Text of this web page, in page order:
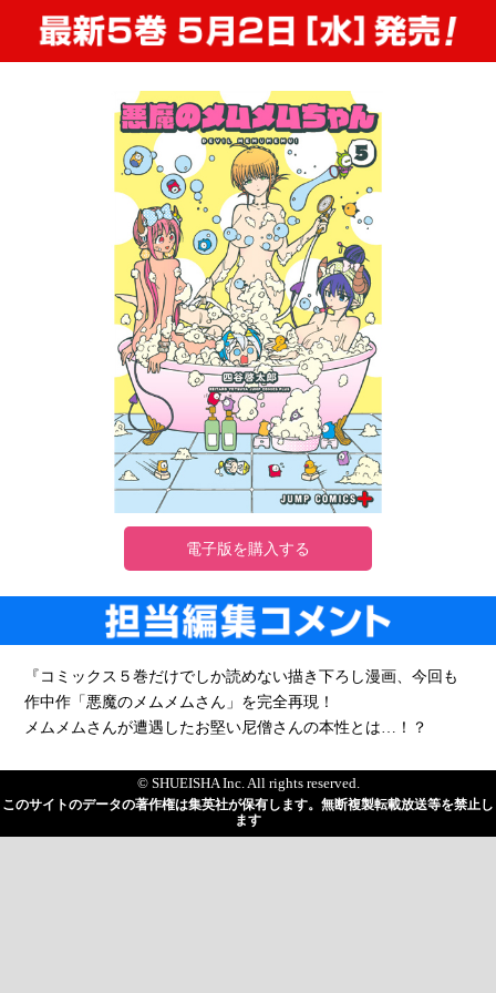
電子版を購入する
『コミックス５巻だけでしか読めない描き下ろし漫画、今回も
作中作「悪魔のメムメムさん」を完全再現！
メムメムさんが遭遇したお堅い尼僧さんの本性とは…！？
© SHUEISHA Inc. All rights reserved.
このサイトのデータの著作権は集英社が保有します。無断複製転載放送等を禁止し
ます